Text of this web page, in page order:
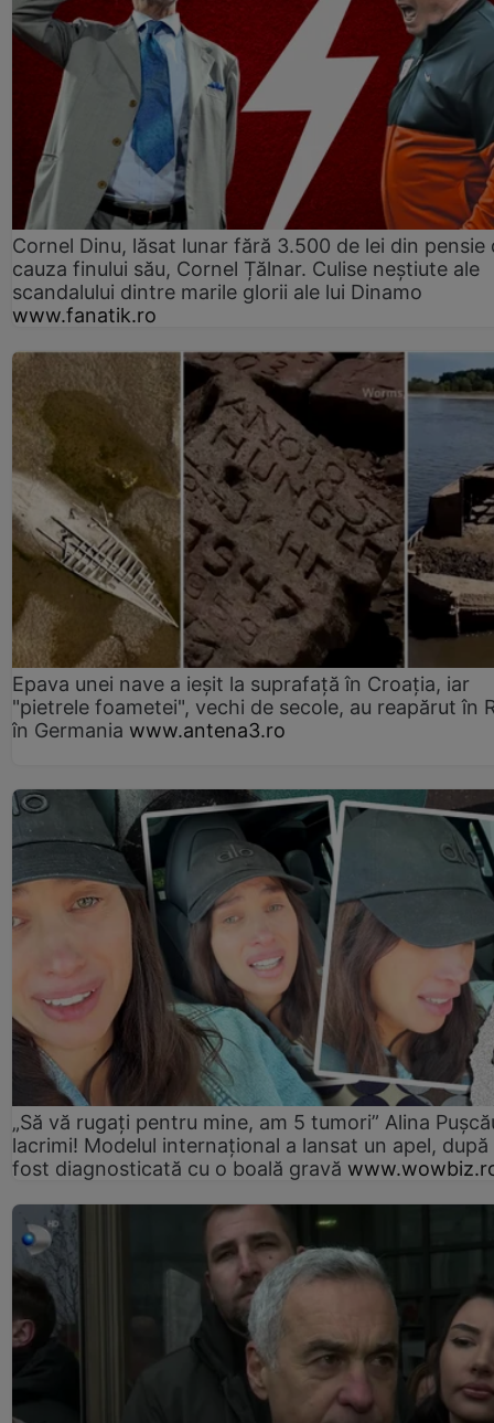
Cornel Dinu, lăsat lunar fără 3.500 de lei din pensie
cauza finului său, Cornel Țălnar. Culise neștiute ale
scandalului dintre marile glorii ale lui Dinamo
www.fanatik.ro
Epava unei nave a ieșit la suprafață în Croația, iar
"pietrele foametei", vechi de secole, au reapărut în
în Germania www.antena3.ro
„Să vă rugați pentru mine, am 5 tumori” Alina
lacrimi! Modelul internațional a lansat un apel, după
fost diagnosticată cu o boală gravă